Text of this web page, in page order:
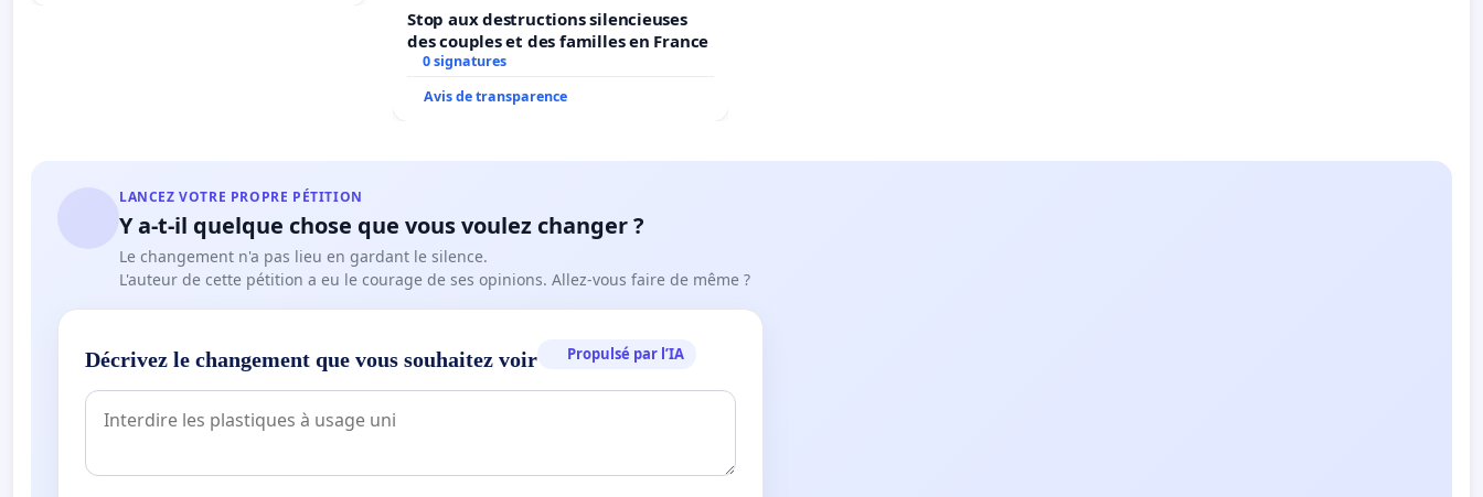
Stop aux destructions silencieuses
des couples et des familles en France
0 signatures
Avis de transparence
LANCEZ VOTRE PROPRE PÉTITION
Y a-t-il quelque chose que vous voulez changer ?
Le changement n'a pas lieu en gardant le silence.
L'auteur de cette pétition a eu le courage de ses opinions. Allez-vous faire de même ?
Décrivez le changement que vous souhaitez voir Propulsé par l’IA